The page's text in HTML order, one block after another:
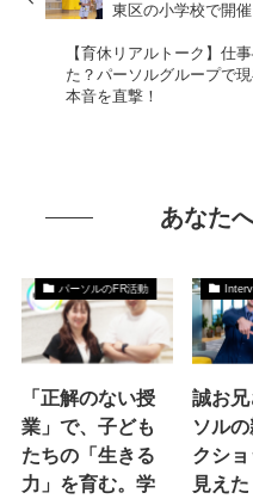
東区の小学校で開催
【育休リアルトーク】仕
た？パーソルグループで
本音を直撃！
あなた
パーソルのFR活動
「正解のない授
業」で、子ども
たちの「生きる
力」を育む。学
誠お
ソル
クシ
見え